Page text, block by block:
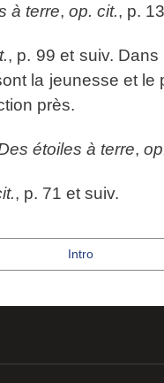
à terre, op. cit., p.
, p. 99 et suiv. Dans
la jeunesse et
près.
étoiles à terre,
, p. 71 et suiv.
Intro